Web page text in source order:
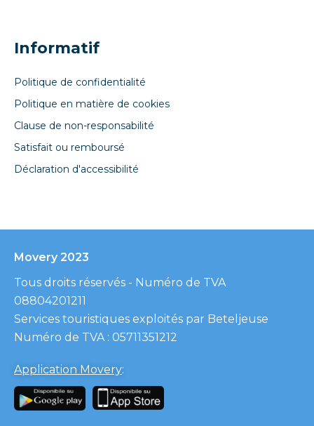
Informatif
Politique de confidentialité
Politique en matière de cookies
Clause de non-responsabilité
Satisfait ou remboursé
Déclaration d'accessibilité
Movery 2023
Tous droits réservés - Numéro de TVA
08804201211
Services touristiques exploités par Beteljeuse
Numéro de TVA : 05711351212
Application Movery: